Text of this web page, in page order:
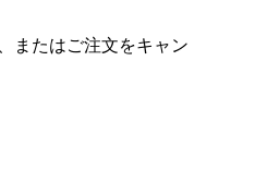
またはご注文をキャン